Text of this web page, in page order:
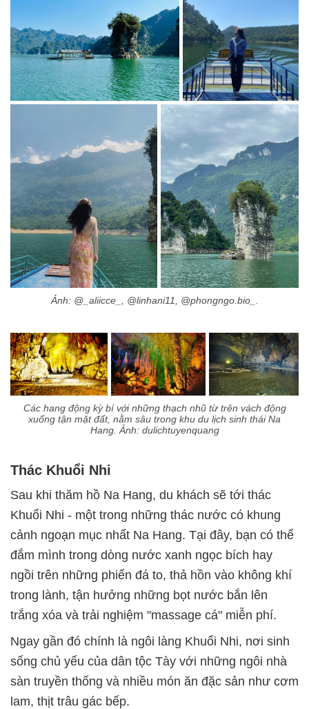
Ảnh: @_aliicce_, @linhani11, @phongngo.bio_.
Các hang động kỳ bí với những thạch nhũ từ trên vách động
xuống tận mặt đất, nằm sâu trong khu du lịch sinh thái Na
Hang. Ảnh: dulichtuyenquang
Thác Khuổi Nhi
Sau khi thăm hồ Na Hang, du khách sẽ tới thác
Khuổi Nhi - một trong những thác nước có khung
cảnh ngoạn mục nhất Na Hang. Tại đây, bạn có thể
đắm mình trong dòng nước xanh ngọc bích hay
ngồi trên những phiến đá to, thả hồn vào không khí
trong lành, tận hưởng những bọt nước bắn lên
trắng xóa và trải nghiệm "massage cá" miễn phí.
Ngay gần đó chính là ngôi làng Khuổi Nhi, nơi sinh
sống chủ yếu của dân tộc Tày với những ngôi nhà
sàn truyền thống và nhiều món ăn đặc sản như cơm
lam, thịt trâu gác bếp.